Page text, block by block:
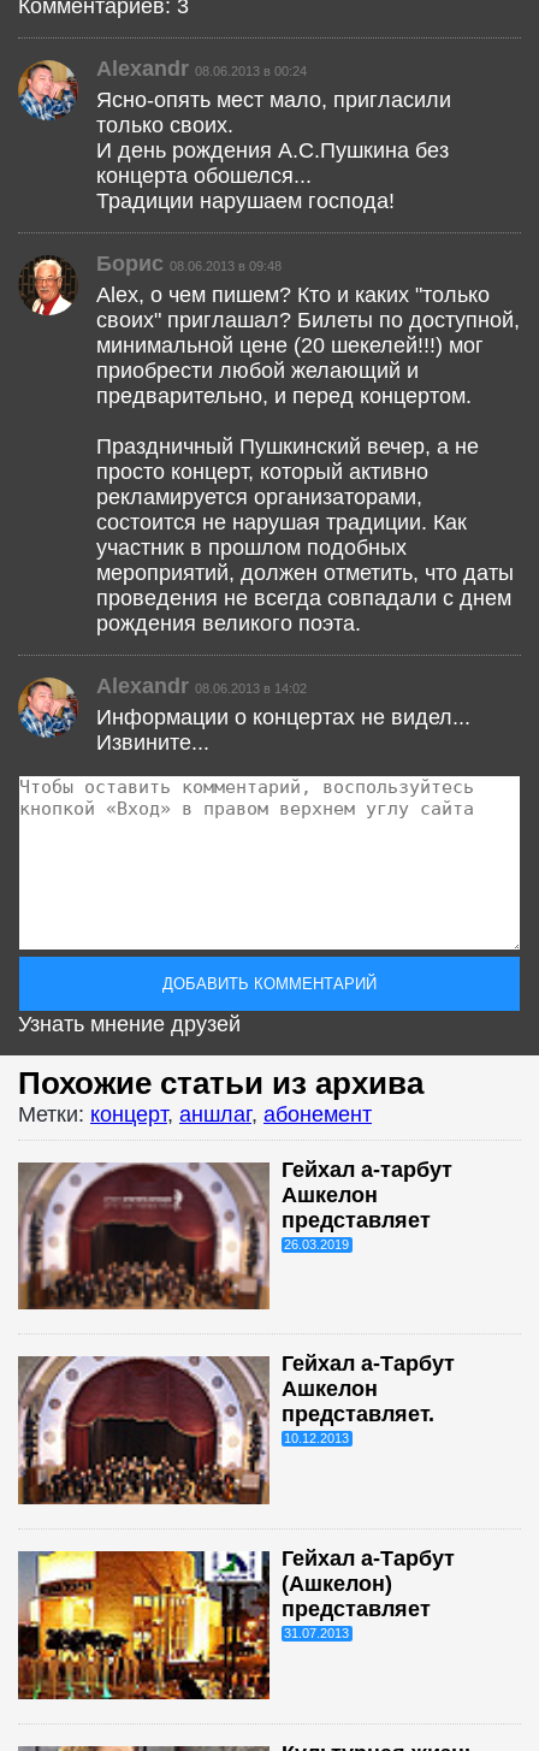
Комментариев: 3
Alexandr 08.06.2013 в 00:24
Ясно-опять мест мало, пригласили
только своих.
И день рождения А.С.Пушкина без
концерта обошелся...
Традиции нарушаем господа!
Борис 08.06.2013 в 09:48
Alex, о чем пишем? Кто и каких "только
своих" приглашал? Билеты по доступной,
минимальной цене (20 шекелей!!!) мог
приобрести любой желающий и
предварительно, и перед концертом.
Праздничный Пушкинский вечер, а не
просто концерт, который активно
рекламируется организаторами,
состоится не нарушая традиции. Как
участник в прошлом подобных
мероприятий, должен отметить, что даты
проведения не всегда совпадали с днем
рождения великого поэта.
Alexandr 08.06.2013 в 14:02
Информации о концертах не видел...
Извините...
Узнать мнение друзей
Похожие статьи из архива
Метки: концерт, аншлаг, абонемент
Гейхал а-тарбут
Ашкелон
представляет
26.03.2019
Гейхал а-Тарбут
Ашкелон
представляет.
10.12.2013
Гейхал а-Тарбут
(Ашкелон)
представляет
31.07.2013